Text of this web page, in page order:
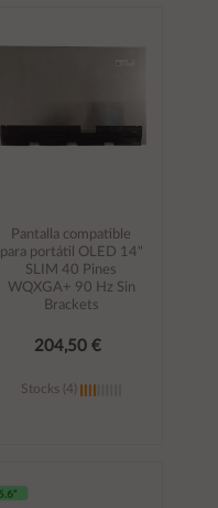
Pantalla compatible
para portátil OLED 14"
SLIM 40 Pines
WQXGA+ 90 Hz Sin
Brackets
204,50 €
Stocks (4)